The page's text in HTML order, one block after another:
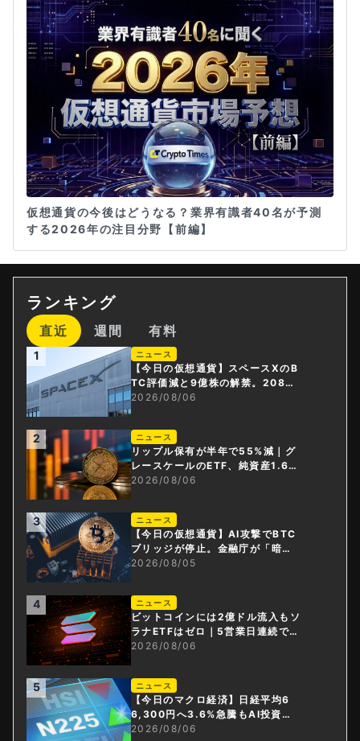
仮想通貨の今後はどうなる？業界有識者40名が予測
する2026年の注目分野【前編】
ランキング
直近 週間 有料
1 ニュース
【今日の仮想通貨】スペースXのB
TC評価減と9億株の解禁。208億
円相当のBTCが盗難
2026/08/06
2 ニュース
リップル保有が半年で55%減｜グ
レースケールのETF、純資産1.6億
ドル減
2026/08/06
3 ニュース
【今日の仮想通貨】AI攻撃でBTC
ブリッジが停止。金融庁が「暗号
資産・ステーブルコイン課」新設
2026/08/05
4 ニュース
ビットコインには2億ドル流入もソ
ラナETFはゼロ｜5営業日連続で停
止
2026/08/06
5 ニュース
【今日のマクロ経済】日経平均6
6,300円へ3.6%急騰もAI投資回
収懸念が再燃
2026/08/06